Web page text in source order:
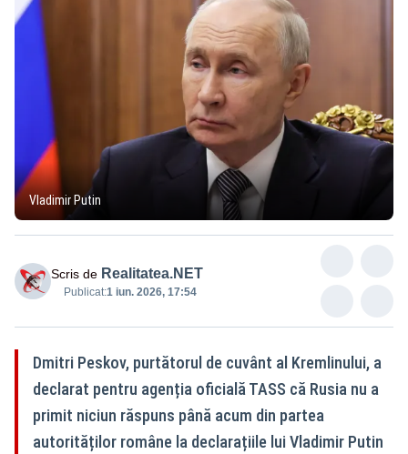
Vladimir Putin
Scris de Realitatea.NET
Publicat:1 iun. 2026, 17:54
Dmitri Peskov, purtătorul de cuvânt al Kremlinului, a
declarat pentru agenția oficială TASS că Rusia nu a
primit niciun răspuns până acum din partea
autorităților române la declarațiile lui Vladimir Putin